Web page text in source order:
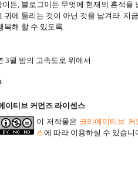
이든, 블로그이든 무엇에 현재의 흔적을
귀에 들리는 것이 아닌 것을 남겨라. 지
복해 할 수 있도록.
3월 밤의 고속도로 위에서
이티브 커먼즈 라이센스
이 저작물은 크리에이티브 커
스에 따라 이용하실 수 있습니